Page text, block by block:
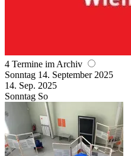
4 Termine im Archiv
Sonntag 14. September 2025
14. Sep. 2025
Sonntag So